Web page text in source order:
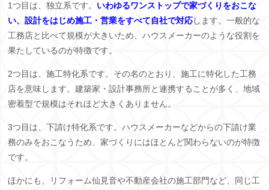
1つ目は、独立系です。 いわゆるワンストップで家づくりをおこな
い、設計をはじめ施工・営業をすべて自社で対応します。一般的な
工務店と比べて規模が大きいため、ハウスメーカーのような役割を
果たしているのが特徴です。
2つ目は、施工特化系です。その名のとおり、施工に特化した工務
店を意味します。建築家・設計事務所と連携することが多く、地域
密着型で規模はそれほど大きくありません。
3つ目は、下請け特化系です。ハウスメーカーなどからの下請け業
務のみをおこなうため、家づくりにはほとんど関わらないのが特徴
です。
ほかにも、リフォーム仙見音や不動産会社の施工部門など、同じ工